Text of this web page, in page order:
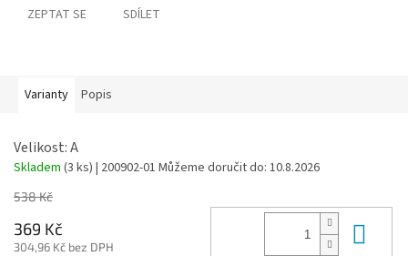
ZEPTAT SE SDÍLET
Varianty Popis
Velikost: A
Skladem (3 ks) | 200902-01 Můžeme doručit do: 10.8.2026
538 Kč
369 Kč
304,96 Kč bez DPH